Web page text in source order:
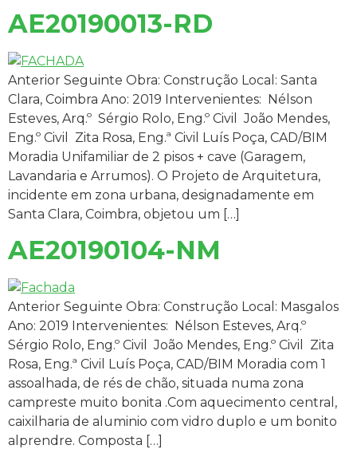
AE20190013-RD
Anterior Seguinte Obra: Construção Local: Santa
Clara, Coimbra Ano: 2019 Intervenientes: Nélson
Esteves, Arq.º Sérgio Rolo, Eng.º Civil João Mendes,
Eng.º Civil Zita Rosa, Eng.ª Civil Luís Poça, CAD/BIM
Moradia Unifamiliar de 2 pisos + cave (Garagem,
Lavandaria e Arrumos). O Projeto de Arquitetura,
incidente em zona urbana, designadamente em
Santa Clara, Coimbra, objetou um […]
AE20190104-NM
Anterior Seguinte Obra: Construção Local: Masgalos
Ano: 2019 Intervenientes: Nélson Esteves, Arq.º
Sérgio Rolo, Eng.º Civil João Mendes, Eng.º Civil Zita
Rosa, Eng.ª Civil Luís Poça, CAD/BIM Moradia com 1
assoalhada, de rés de chão, situada numa zona
campreste muito bonita .Com aquecimento central,
caixilharia de aluminio com vidro duplo e um bonito
alprendre. Composta […]